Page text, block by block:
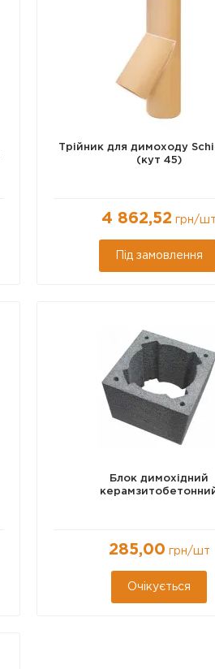
Трійник для димоходу
(кут 45)
4 862,52 грн/шт
Під замовлення
Блок димохідний
285,00 грн/шт
Очікується